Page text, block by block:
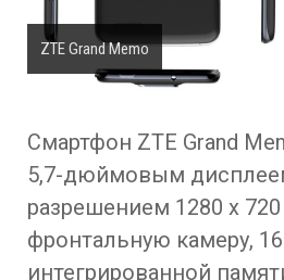
ZTE Grand Memo
Смартфон ZTE Grand
5,7-дюймовым
разрешением 1280 x
фронтальную камеру,
интегрированной